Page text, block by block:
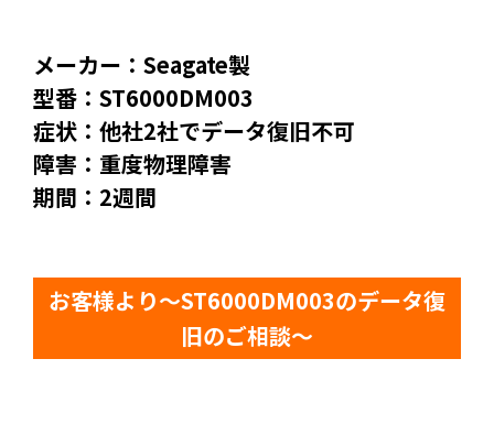
メーカー：Seagate製
型番：ST6000DM003
症状：他社2社でデータ復旧不可
障害：重度物理障害
期間：2週間
お客様より～ST6000DM003のデータ復
旧のご相談～